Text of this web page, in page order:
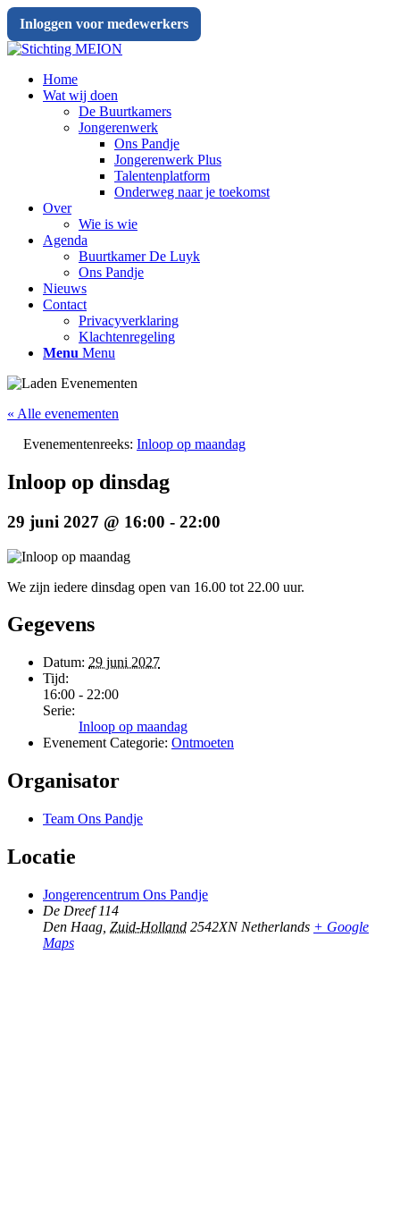
Inloggen voor medewerkers
Home
Wat wij doen
De Buurtkamers
Jongerenwerk
Ons Pandje
Jongerenwerk Plus
Talentenplatform
Onderweg naar je toekomst
Over
Wie is wie
Agenda
Buurtkamer De Luyk
Ons Pandje
Nieuws
Contact
Privacyverklaring
Klachtenregeling
Menu Menu
« Alle evenementen
Evenementenreeks: Inloop op maandag
Inloop op dinsdag
29 juni 2027 @ 16:00 - 22:00
We zijn iedere dinsdag open van 16.00 tot 22.00 uur.
Gegevens
Datum: 29 juni 2027
Tijd:
16:00 - 22:00
Serie:
Inloop op maandag
Evenement Categorie: Ontmoeten
Organisator
Team Ons Pandje
Locatie
Jongerencentrum Ons Pandje
De Dreef 114
Den Haag Zuid-Holland 2542XN Netherlands + Google
Maps